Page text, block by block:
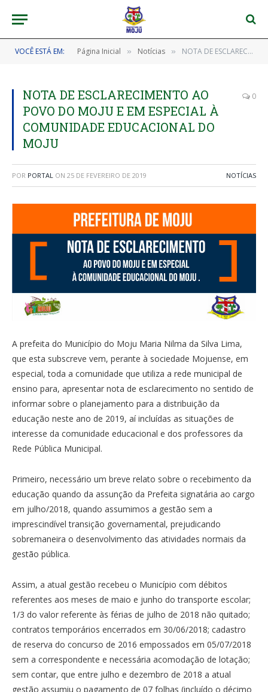
VOCÊ ESTÁ EM: Página Inicial » Notícias » NOTA DE ESCLARECIMENTO AO POVO DO MOJU E EM ESPECIAL À COMUNIDADE EDUCACIONAL DO MOJU
NOTA DE ESCLARECIMENTO AO
POVO DO MOJU E EM ESPECIAL À
COMUNIDADE EDUCACIONAL DO
MOJU
0
POR PORTAL ON 25 DE FEVEREIRO DE 2019 NOTÍCIAS
A prefeita do Município do Moju Maria Nilma da Silva Lima,
que esta subscreve vem, perante à sociedade Mojuense, em
especial, toda a comunidade que utiliza a rede municipal de
ensino para, apresentar nota de esclarecimento no sentido de
informar sobre o planejamento para a distribuição da
educação neste ano de 2019, aí incluídas as situações de
interesse da comunidade educacional e dos professores da
Rede Pública Municipal.
Primeiro, necessário um breve relato sobre o recebimento da
educação quando da assunção da Prefeita signatária ao cargo
em julho/2018, quando assumimos a gestão sem a
imprescindível transição governamental, prejudicando
sobremaneira o desenvolvimento das atividades normais da
gestão pública.
Assim, a atual gestão recebeu o Município com débitos
referentes aos meses de maio e junho do transporte escolar;
1/3 do valor referente às férias de julho de 2018 não quitado;
contratos temporários encerrados em 30/06/2018; cadastro
de reserva do concurso de 2016 empossados em 05/07/2018
sem a correspondente e necessária acomodação de lotação;
sem contar, que entre julho e dezembro de 2018 a atual
gestão assumiu o pagamento de 07 folhas (incluído o décimo